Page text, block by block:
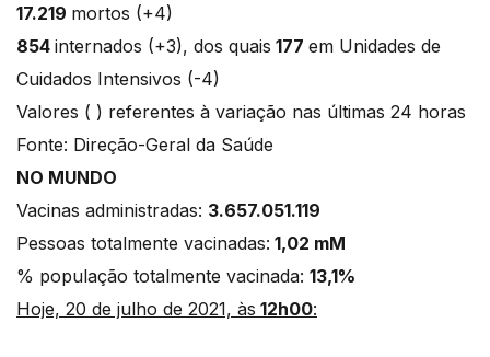
17.219 mortos (+4)
854 internados (+3), dos quais 177 em Unidades de
Cuidados Intensivos (-4)
Valores ( ) referentes à variação nas últimas 24 horas
Fonte: Direção-Geral da Saúde
NO MUNDO
Vacinas administradas: 3.657.051.119
Pessoas totalmente vacinadas: 1,02 mM
% população totalmente vacinada: 13,1%
Hoje, 20 de julho de 2021, às 12h00: